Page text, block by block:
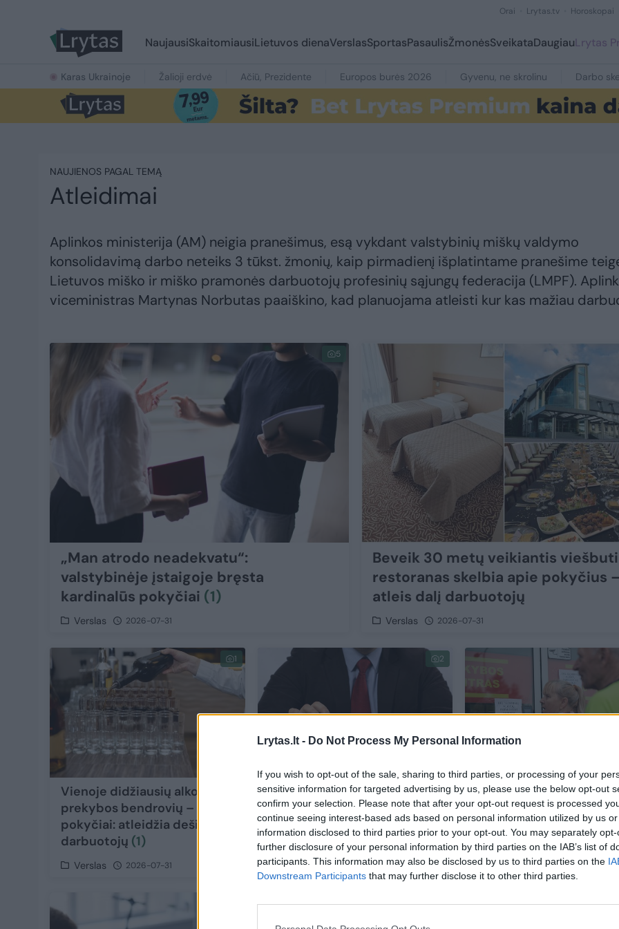
Lrytas.lt - Do Not Process My Personal Information
If you wish to opt-out of the sale, sharing to third parties, or processing of your
sensitive information for targeted advertising by us, please use the below opt-out
confirm your selection. Please note that after your opt-out request is processed
continue seeing interest-based ads based on personal information utilized by us
information disclosed to third parties prior to your opt-out. You may separately
further disclosure of your personal information by third parties on the IAB’s list of
participants. This information may also be disclosed by us to third parties on the
Downstream Participants that may further disclose it to other third parties.
Orai Lrytas.tv Horoskopai
NaujausiSkaitomiausiLietuvos dienaVerslasSportasPasaulisŽmonėsSveikataDaugiauLrytas
Karas Ukrainoje Žalioji erdvė Ačiū, Prezidente Europos burės 2026 Gyvenu, ne skrolinu Darbo
NAUJIENOS PAGAL TEMĄ
Atleidimai
Aplinkos ministerija (AM) neigia pranešimus, esą vykdant valstybinių miškų valdymo
konsolidavimą darbo neteiks 3 tūkst. žmonių, kaip pirmadienį išplatintame pranešime
Lietuvos miško ir miško pramonės darbuotojų profesinių sąjungų federacija (LMPF).
viceministras Martynas Norbutas paaiškino, kad planuojama atleisti kur kas mažiau
5
„Man atrodo neadekvatu“:
valstybinėje įstaigoje bręsta
kardinalūs pokyčiai (1)
Verslas 2026-07-31
Beveik 30 metų veikiantis
restoranas skelbia apie pokyčius
atleis dalį darbuotojų
Verslas 2026-07-31
1
Vienoje didžiausių alkoholio
prekybos bendrovių –
pokyčiai: atleidžia dešimtis
darbuotojų (1)
Verslas 2026-07-31
2
Pasaulinei kompanijai
priklausanti įmonė skelbia
apie atleidimus Lietuvoje
Verslas 2026-07-30
Parduotuvių „Mere“
darbuotojai palikti
„Niekas nieko
nežino, ar eiti į darbą(1)
Verslas 2026-07-29
1